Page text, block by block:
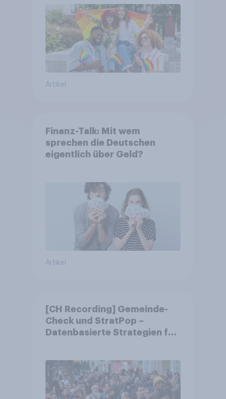
Artikel
Finanz-Talk: Mit wem
sprechen die Deutschen
eigentlich über Geld?
Artikel
[CH Recording] Gemeinde-
Check und StratPop –
Datenbasierte Strategien für